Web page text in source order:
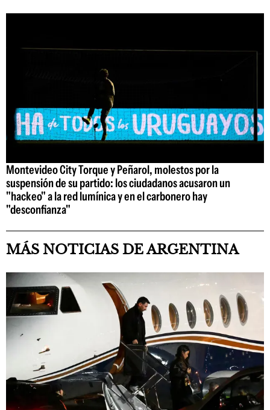
Montevideo City Torque y Peñarol, molestos por la
suspensión de su partido: los ciudadanos acusaron un
"hackeo" a la red lumínica y en el carbonero hay
"desconfianza"
MÁS NOTICIAS DE ARGENTINA